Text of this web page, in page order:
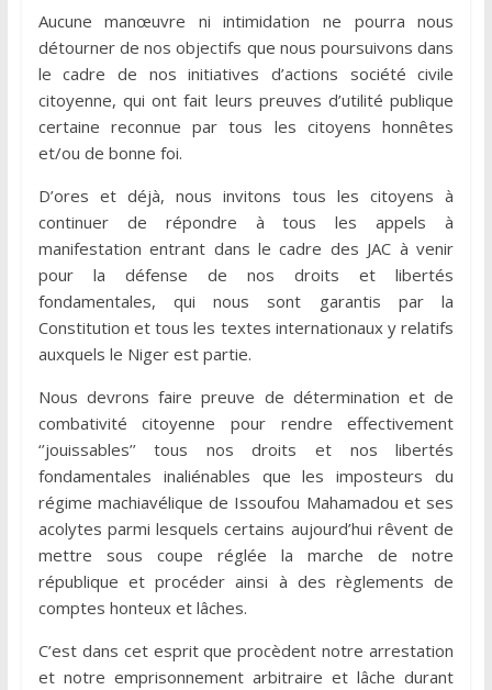
Aucune manœuvre ni intimidation ne pourra nous
détourner de nos objectifs que nous poursuivons dans
le cadre de nos initiatives d’actions société civile
citoyenne, qui ont fait leurs preuves d’utilité publique
certaine reconnue par tous les citoyens honnêtes
et/ou de bonne foi.
D’ores et déjà, nous invitons tous les citoyens à
continuer de répondre à tous les appels à
manifestation entrant dans le cadre des JAC à venir
pour la défense de nos droits et libertés
fondamentales, qui nous sont garantis par la
Constitution et tous les textes internationaux y relatifs
auxquels le Niger est partie.
Nous devrons faire preuve de détermination et de
combativité citoyenne pour rendre effectivement
‘’jouissables’’ tous nos droits et nos libertés
fondamentales inaliénables que les imposteurs du
régime machiavélique de Issoufou Mahamadou et ses
acolytes parmi lesquels certains aujourd’hui rêvent de
mettre sous coupe réglée la marche de notre
république et procéder ainsi à des règlements de
comptes honteux et lâches.
C’est dans cet esprit que procèdent notre arrestation
et notre emprisonnement arbitraire et lâche durant